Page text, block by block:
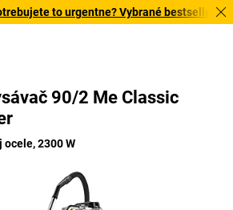
to urgentne? Vybrané bestsellery
90/2 Me Classic
2300 W